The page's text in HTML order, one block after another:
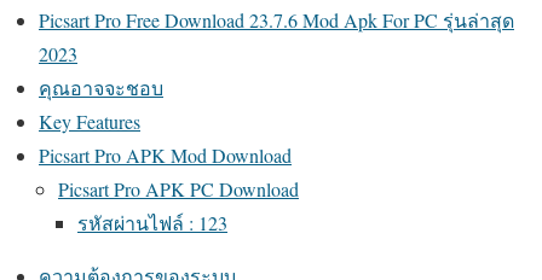
Picsart Pro Free Download 23.7.6 Mod Apk For PC รุ่นล่าสุด
2023
คุณอาจจะชอบ
Key Features
Picsart Pro APK Mod Download
Picsart Pro APK PC Download
รหัสผ่านไฟล์ : 123